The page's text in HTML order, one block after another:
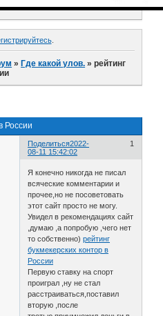
.
» Где какой улов. »рейтинг
России
Поделиться 1
2022-
08-11 15:42:02
Я конечно никогда не писал
всяческие комментарии и
прочее,но не посоветовать
этот сайт просто не могу.
Увидел в рекомендациях сайт
,думаю ,а попробую ,чего нет
то собственно)рейтинг
букмекерских контор в
России
Первую ставку на спорт
проиграл ,ну не стал
расстраиваться,поставил
вторую ,после